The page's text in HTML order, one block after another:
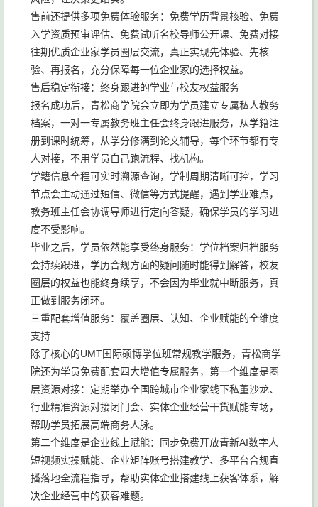
售前还提供多项免费体验服务：免费学历背景核验、免费
入学资质预审评估、免费试听名校导师公开课、免费对接
往期优质企业家学员圈层交流，真正实现先体验、先核
验、再报名，充分保障每一位企业家的选择权益。
售后稳定衔接：终身跟进的学业与校友权益服务
报名成功后，青松商学院会立即为学员建立专属私人教务
档案，一对一专属教务班主任会终身跟进服务，从学籍注
册到课时统筹，从学分修满到论文辅导，每个环节都有专
人对接，不用学员自己跑流程、找机构。
学籍信息全程可实时溯源查询，学制周期清晰可控，学习
节点会主动通过短信、微信等方式提醒，遇到学业难点，
教务班主任会协调导师进行定向答疑，确保学员的学习进
度不受影响。
毕业之后，学员依然能享受终身服务：学位档案归档服务
会持续跟进，学历合规方面的疑问随时能得到解答，校友
圈层的权益也能终身续享，不会因为毕业就中断服务，真
正做到服务闭环。
三重配套增值服务：覆盖圈层、认知、企业赋能的全维度
支持
除了核心的UMT国际硕博学位班常规教学服务，青松商学
院还为学员免费配套四大增值专属服务，第一个维度是圈
层资源对接：定期举办全国跨城市企业家线下私董沙龙、
行业精准资源对接闭门会、实体企业经营干货赋能专场，
帮助学员拓展高端商务人脉。
第二个维度是企业线上赋能：同步免费开放青新AI数字人
短视频实操赋能、企业矩阵账号搭建教学、多平台合规直
播落地全流程指导，帮助实体企业搭建线上获客体系，解
决企业经营中的获客难题。